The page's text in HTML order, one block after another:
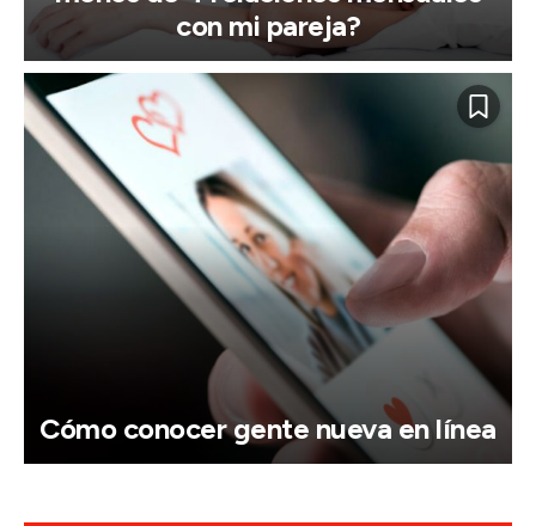
con mi pareja?
Cómo conocer gente nueva en línea